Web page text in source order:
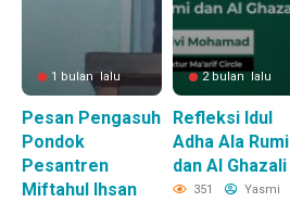
1 bulan lalu
Pesan Pengasuh
Pondok
Pesantren
Miftahul Ihsan
2 bulan lalu
Refleksi Idul
Adha Ala Rumi
dan Al Ghazali
351
Yasmi